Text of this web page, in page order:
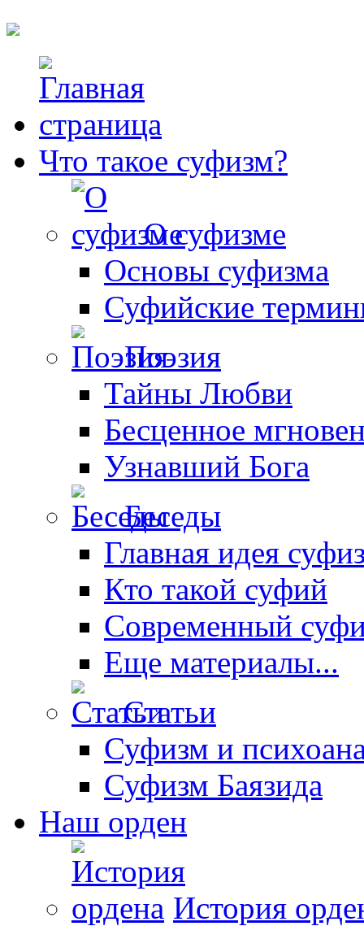
Что такое суфизм?
О суфизме
Основы суфизма
Суфийские
Поэзия
Тайны Любви
Бесценное
Узнавший Бога
Беседы
Главная идея
Кто такой суфий
Современный
Еще материалы...
Статьи
Суфизм и
Суфизм Баязида
Наш орден
История